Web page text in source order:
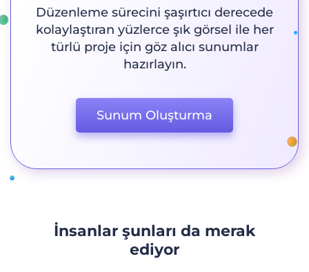
Düzenleme sürecini şaşırtıcı derecede
kolaylaştıran yüzlerce şık görsel ile her
türlü proje için göz alıcı sunumlar
hazırlayın.
Sunum Oluşturma
İnsanlar şunları da merak
ediyor